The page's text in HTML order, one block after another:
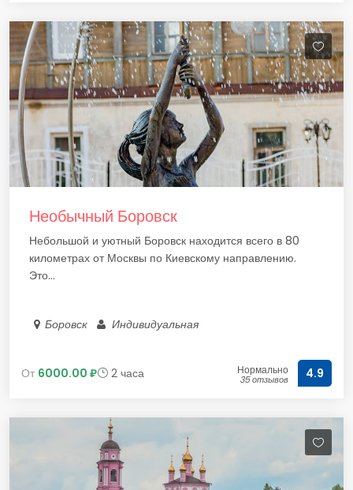
Необычный Боровск
Небольшой и уютный Боровск находится всего в 80
километрах от Москвы по Киевскому направлению.
Это...
Боровск Индивидуальная
От 6000.00 ₽ 2 часа Нормально
35 отзывов 4.9